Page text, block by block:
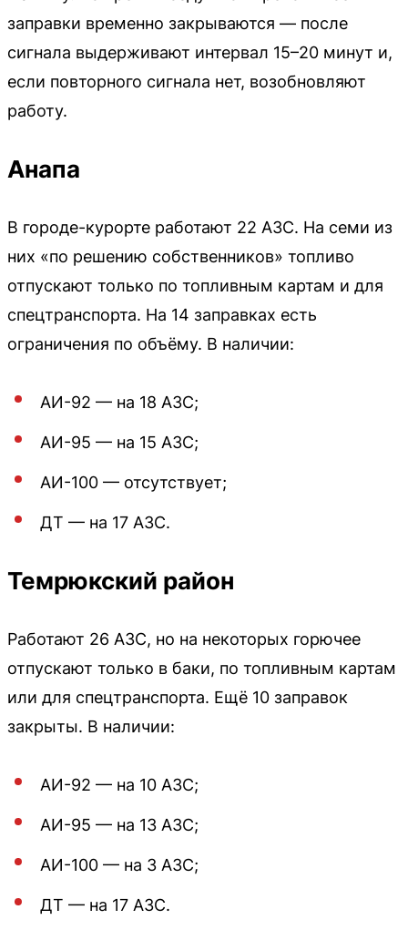
заправки временно закрываются — после
сигнала выдерживают интервал 15–20 минут и,
если повторного сигнала нет, возобновляют
работу.
Анапа
В городе-курорте работают 22 АЗС. На семи из
них «по решению собственников» топливо
отпускают только по топливным картам и для
спецтранспорта. На 14 заправках есть
ограничения по объёму. В наличии:
АИ-92 — на 18 АЗС;
АИ-95 — на 15 АЗС;
АИ-100 — отсутствует;
ДТ — на 17 АЗС.
Темрюкский район
Работают 26 АЗС, но на некоторых горючее
отпускают только в баки, по топливным картам
или для спецтранспорта. Ещё 10 заправок
закрыты. В наличии:
АИ-92 — на 10 АЗС;
АИ-95 — на 13 АЗС;
АИ-100 — на 3 АЗС;
ДТ — на 17 АЗС.